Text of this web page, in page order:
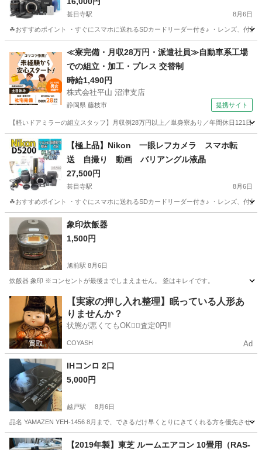
甚目寺駅 8月6日
☘おすすめポイント ・すぐにスマホに送れるSDカードリーダー付き♪ ・レンズ、付
甚目寺駅 カメラ Canon
≪寮完備・月収28万円・派遣社員≫自動車系工場
での組立・加工・プレス 交替制
時給1,490円
株式会社平山 沼津支店
静岡県 藤枝市 提携サイト
【軽いドアミラーの組立スタッフ】月収例28万円以上／単身寮あり／年間休日121
静岡 藤枝市 その他
【極上品】Nikon 一眼レフカメラ スマホ転
送 自撮り 動画 バリアングル液晶
27,500円
甚目寺駅 8月6日
☘おすすめポイント ・すぐにスマホに送れるSDカードリーダー付き♪ ・レンズ、付
愛知 あま市 甚目寺駅
象印炊飯器
1,500円
旭前駅 8月6日
炊飯器 象印 ※コンセントが最後までしまえません。 釜はキレイです。
愛知 尾張旭市 旭前駅 キッチン家電
【実家の押し入れ整理】眠っている人形あ
りませんか？
状態が悪くてもOK🙆‍♀️査定0円‼️
COYASH Ad
IHコンロ 2口
5,000円
越戸駅 8月6日
品名 YAMAZEN YEH-1456 8月まで、できるだけ早くとりにきてくれる方を優先させ
愛知 豊田市 キッチン家電
【2019年製】東芝 ルームエアコン 10畳用（RAS-